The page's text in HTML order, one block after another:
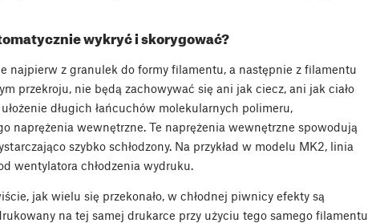
wykryć i skorygować?
najpierw z granulek do formy filamentu, a następnie z filamentu
przekroju, nie będą zachowywać się ani jak ciecz, ani jak ciało
długich łańcuchów molekularnych polimeru,
naprężenia wewnętrzne. Te naprężenia wewnętrzne spowodują
szybko schłodzony. Na przykład w modelu MK2, linia
wentylatora chłodzenia wydruku.
jak wielu się przekonało, w chłodnej piwnicy efekty są
na tej samej drukarce przy użyciu tego samego filamentu